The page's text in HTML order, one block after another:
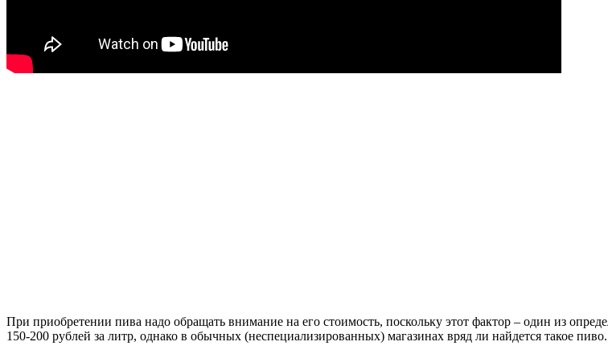
При приобретении пива надо обращать внимание на его стоимость, поскольку этот фактор – один из
150-200 рублей за литр, однако в обычных (неспециализированных) магазинах вряд ли найдется такое